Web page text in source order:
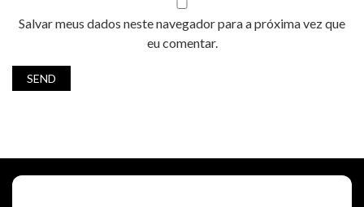
Salvar meus dados neste navegador para a próxima vez que
eu comentar.